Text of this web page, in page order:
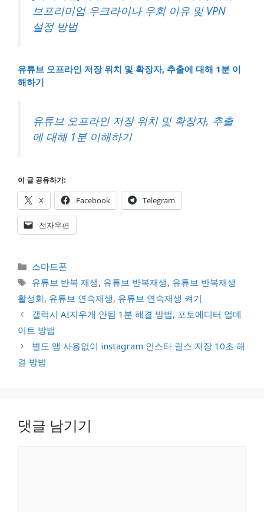
브프리미엄 우크라이나 우회 이유 및 VPN
설정 방법
유튜브 오프라인 저장 위치 및 확장자, 추출에 대해 1분 이
해하기
유튜브 오프라인 저장 위치 및 확장자, 추출
에 대해 1분 이해하기
이 글 공유하기:
X Facebook Telegram
전자우편
카
테
고
리
스마트폰
태
그
유튜브 반복 재생, 유튜브 반복재생, 유튜브 반복재생
활성화, 유튜브 연속재생, 유튜브 연속재생 켜기
갤럭시 AI지우개 안됨 1분 해결 방법, 포토에디터 업데
이트 방법
별도 앱 사용없이 instagram 인스타 릴스 저장 10초 해
결 방법
댓글 남기기